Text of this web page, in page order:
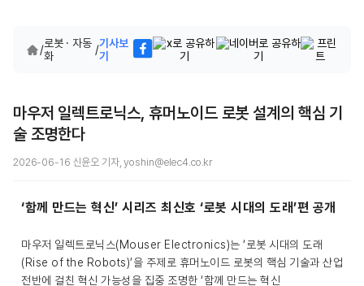
/로봇 · 자동
화
/기사보
기
마우저 일렉트로닉스, 휴머노이드 로봇 설계의 핵심 기
술 조명한다
2026-06-16 신윤오 기자, yoshin@elec4.co.kr
‘함께 만드는 혁신’ 시리즈 최신호 ‘로봇 시대의 도래’편 공개
마우저 일렉트로닉스(Mouser Electronics)는 ‘로봇 시대의 도래
(Rise of the Robots)’을 주제로 휴머노이드 로봇의 핵심 기술과 산업
전반에 걸친 혁신 가능성을 집중 조명한 ‘함께 만드는 혁신